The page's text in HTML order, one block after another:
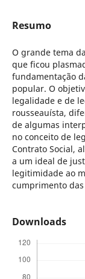
Resumo
O grande tema
que ficou
fundamentação
popular. O
legalidade e de
rousseauísta,
de algumas
no conceito de
Contrato Social,
a um ideal de
legitimidade ao
cumprimento
Downloads